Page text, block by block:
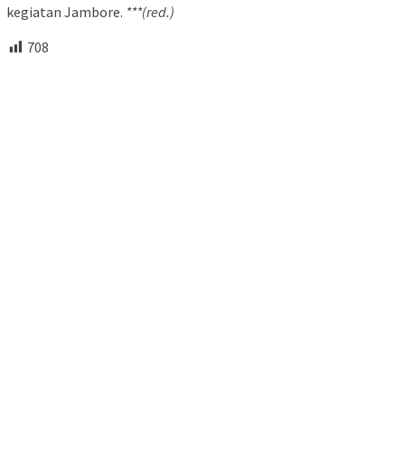
kegiatan Jambore. ***(red.)
708